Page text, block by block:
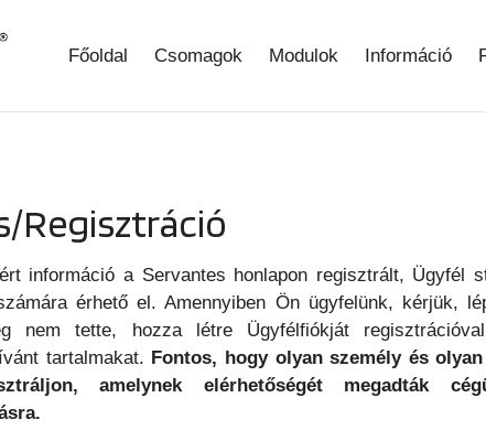
Főoldal Csomagok Modulok Információ
Regisztráció
információ a Servantes honlapon regisztrált, Ügyfél
érhető el. Amennyiben Ön ügyfelünk, kérjük,
nem tette, hozza létre Ügyfélfiókját
tartalmakat. Fontos, hogy olyan személy és
amelynek elérhetőségét megadták